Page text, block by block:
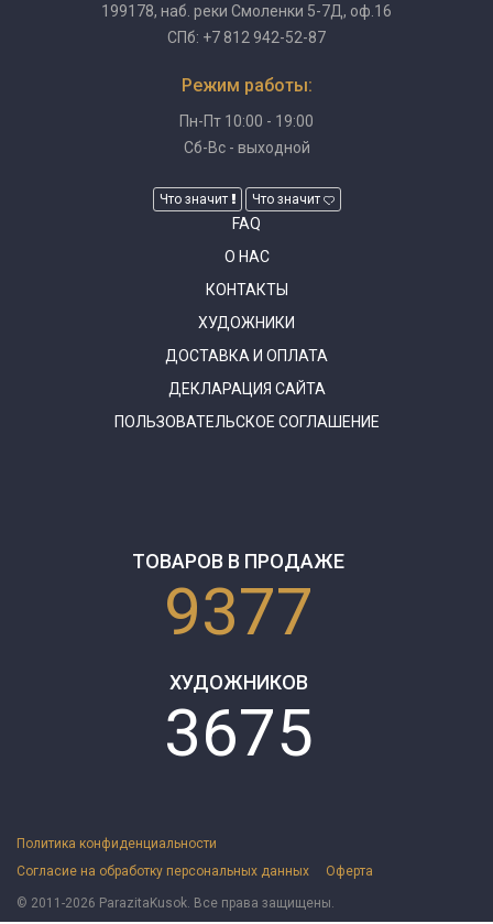
199178, наб. реки Смоленки 5-7Д, оф.16
СПб: +7 812 942-52-87
Режим работы:
Пн-Пт 10:00 - 19:00
Сб-Вс - выходной
Что значит Что значит
FAQ
О НАС
КОНТАКТЫ
ХУДОЖНИКИ
ДОСТАВКА И ОПЛАТА
ДЕКЛАРАЦИЯ САЙТА
ПОЛЬЗОВАТЕЛЬСКОЕ СОГЛАШЕНИЕ
ТОВАРОВ В ПРОДАЖЕ
9377
ХУДОЖНИКОВ
3675
Политика конфиденциальности
Согласие на обработку персональных данных
Оферта
© 2011-2026 ParazitaKusok. Все права защищены.